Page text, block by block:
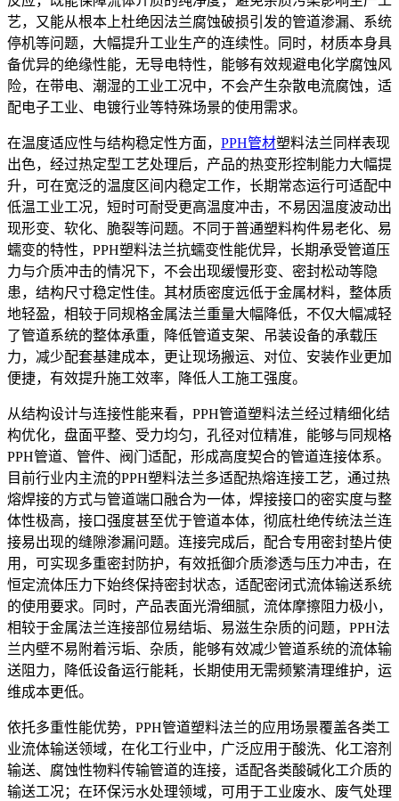
艺，又能从根本上杜绝因法兰腐蚀破损引发的管道渗漏、系统
停机等问题，大幅提升工业生产的连续性。同时，材质本身具
备优异的绝缘性能，无导电特性，能够有效规避电化学腐蚀风
险，在带电、潮湿的工业工况中，不会产生杂散电流腐蚀，适
配电子工业、电镀行业等特殊场景的使用需求。
在温度适应性与结构稳定性方面， PPH管材塑料法兰同样表现
出色，经过热定型工艺处理后，产品的热变形控制能力大幅提
升，可在宽泛的温度区间内稳定工作，长期常态运行可适配中
低温工业工况，短时可耐受更高温度冲击，不易因温度波动出
现形变、软化、脆裂等问题。不同于普通塑料构件易老化、易
蠕变的特性，PPH塑料法兰抗蠕变性能优异，长期承受管道压
力与介质冲击的情况下，不会出现缓慢形变、密封松动等隐
患，结构尺寸稳定性佳。其材质密度远低于金属材料，整体质
地轻盈，相较于同规格金属法兰重量大幅降低，不仅大幅减轻
了管道系统的整体承重，降低管道支架、吊装设备的承载压
力，减少配套基建成本，更让现场搬运、对位、安装作业更加
便捷，有效提升施工效率，降低人工施工强度。
从结构设计与连接性能来看，PPH管道塑料法兰经过精细化结
构优化，盘面平整、受力均匀，孔径对位精准，能够与同规格
PPH管道、管件、阀门适配，形成高度契合的管道连接体系。
目前行业内主流的PPH塑料法兰多适配热熔连接工艺，通过热
熔焊接的方式与管道端口融合为一体，焊接接口的密实度与整
体性极高，接口强度甚至优于管道本体，彻底杜绝传统法兰连
接易出现的缝隙渗漏问题。连接完成后，配合专用密封垫片使
用，可实现多重密封防护，有效抵御介质渗透与压力冲击，在
恒定流体压力下始终保持密封状态，适配密闭式流体输送系统
的使用要求。同时，产品表面光滑细腻，流体摩擦阻力极小，
相较于金属法兰连接部位易结垢、易滋生杂质的问题，PPH法
兰内壁不易附着污垢、杂质，能够有效减少管道系统的流体输
送阻力，降低设备运行能耗，长期使用无需频繁清理维护，运
维成本更低。
依托多重性能优势，PPH管道塑料法兰的应用场景覆盖各类工
业流体输送领域，在化工行业中，广泛应用于酸洗、化工溶剂
输送、腐蚀性物料传输管道的连接，适配各类酸碱化工介质的
输送工况；在环保污水处理领域，可用于工业废水、废气处理